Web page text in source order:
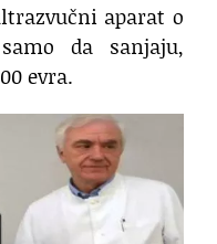
aparat o
da sanjaju,
evra.